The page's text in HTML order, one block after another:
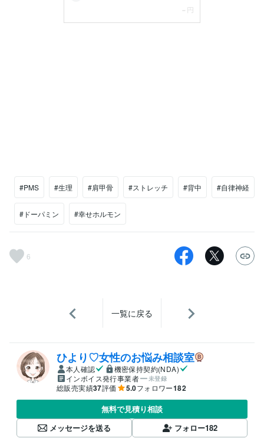
#PMS #生理 #肩甲骨 #ストレッチ #背中 #自律神経
#ドーパミン #幸せホルモン
6
一覧に戻る
ひより♡女性のお悩み相談室
本人確認
機密保持契約(NDA)
インボイス発行事業者
未登録
総販売実績37評価 5.0フォロワー182
無料で見積り相談
メッセージを送る
フォロー182